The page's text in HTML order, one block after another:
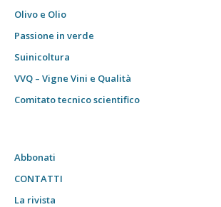
Olivo e Olio
Passione in verde
Suinicoltura
VVQ – Vigne Vini e Qualità
Comitato tecnico scientifico
Abbonati
CONTATTI
La rivista